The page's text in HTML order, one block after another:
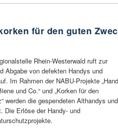
für den guten
Rhein-Westerwald ruft zur
Abgabe von defekten Handys und
Im Rahmen der NABU-Projekte
und Co.“ und „Korken für den
werden die gespendeten Althandys und
Die Erlöse der Handy- und